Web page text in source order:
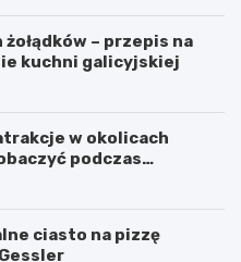
żołądków – przepis na
kuchni galicyjskiej
w okolicach
podczas
ciasto na pizzę